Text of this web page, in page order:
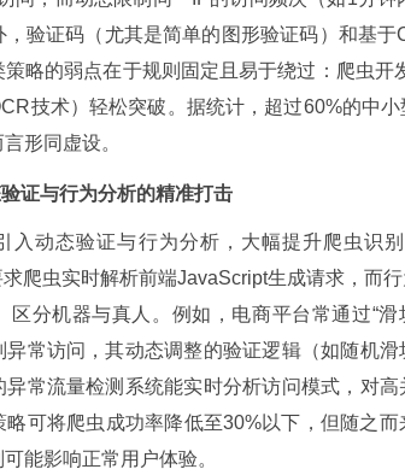
验证码（尤其是简单的图形验证码）和基
略的弱点在于规则固定且易于绕过：爬虫
技术）轻松突破。据统计，超过60%的中
形同虚设。
证与行为分析的精准打击
入动态验证与行为分析，大幅提升爬虫识
爬虫实时解析前端JavaScript生成请求，而
区分机器与真人。例如，电商平台常通过“
常访问，其动态调整的验证逻辑（如随机滑
异常流量检测系统能实时分析访问模式，对
可将爬虫成功率降低至30%以下，但随之
能影响正常用户体验。